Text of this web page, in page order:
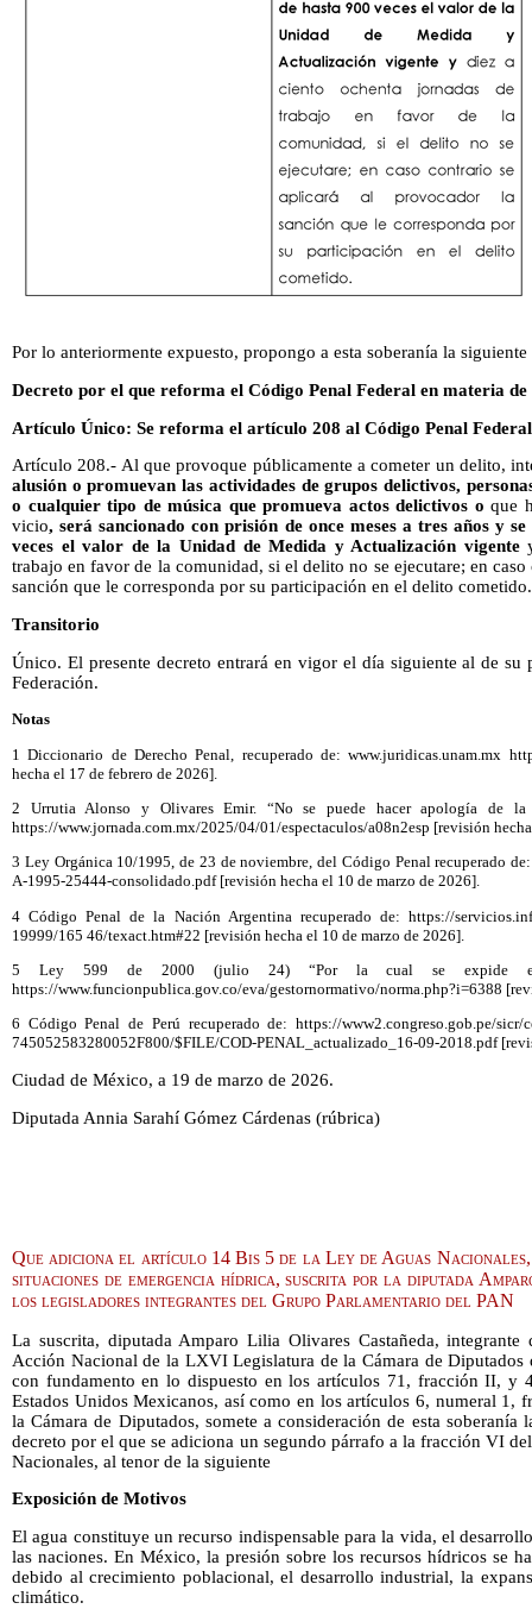
Por lo anteriormente expuesto, propongo a esta soberanía la
Decreto por el que reforma el Código Penal Federal en materia
Artículo Único: Se reforma el artículo 208 al Código Penal
Artículo 208.- Al que provoque públicamente a cometer un delito,
alusión o promuevan las actividades de grupos delictivos,
o cualquier tipo de música que promueva actos delictivos o que
vicio, será sancionado con prisión de once meses a tres años y
veces el valor de la Unidad de Medida y Actualización vigente
trabajo en favor de la comunidad, si el delito no se ejecutare; en
sanción que le corresponda por su participación en el delito cometido.
Transitorio
Único. El presente decreto entrará en vigor el día siguiente al de
Federación.
Notas
1 Diccionario de Derecho Penal, recuperado de: www.juridicas.unam.mx
hecha el 17 de febrero de 2026].
2 Urrutia Alonso y Olivares Emir. “No se puede hacer apología de la
https://www.jornada.com.mx/2025/04/01/espectaculos/a08n2esp [revisión
3 Ley Orgánica 10/1995, de 23 de noviembre, del Código Penal recuperado
A-1995-25444-consolidado.pdf [revisión hecha el 10 de marzo de 2026].
4 Código Penal de la Nación Argentina recuperado de: https://
19999/165 46/texact.htm#22 [revisión hecha el 10 de marzo de 2026].
5 Ley 599 de 2000 (julio 24) “Por la cual se expide el
https://www.funcionpublica.gov.co/eva/gestornormativo/norma.php?i=6388
6 Código Penal de Perú recuperado de: https://www2.congreso.gob.pe/sicr/
745052583280052F800/$FILE/COD-PENAL_actualizado_16-09-2018.pdf
Ciudad de México, a 19 de marzo de 2026.
Diputada Annia Sarahí Gómez Cárdenas (rúbrica)
Que adiciona el artículo 14 Bis 5 de la Ley de Aguas Nacionales,
situaciones de emergencia hídrica, suscrita por la diputada
los legisladores integrantes del Grupo Parlamentario del PAN
La suscrita, diputada Amparo Lilia Olivares Castañeda,
Acción Nacional de la LXVI Legislatura de la Cámara de
con fundamento en lo dispuesto en los artículos 71, fracción II, y
Estados Unidos Mexicanos, así como en los artículos 6, numeral 1,
la Cámara de Diputados, somete a consideración de esta
decreto por el que se adiciona un segundo párrafo a la fracción VI
Nacionales, al tenor de la siguiente
Exposición de Motivos
El agua constituye un recurso indispensable para la vida, el
las naciones. En México, la presión sobre los recursos hídricos se
debido al crecimiento poblacional, el desarrollo industrial, la
climático.